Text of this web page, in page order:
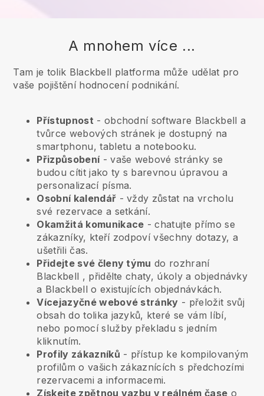
A mnohem více ...
Tam je tolik Blackbell platforma může udělat pro
vaše pojištění hodnocení podnikání.
Přístupnost - obchodní software Blackbell a
tvůrce webových stránek je dostupný na
smartphonu, tabletu a notebooku.
Přizpůsobení- vaše webové stránky se
budou cítit jako ty s barevnou úpravou a
personalizací písma.
Osobní kalendář - vždy zůstat na vrcholu
své rezervace a setkání.
Okamžitá komunikace - chatujte přímo se
zákazníky, kteří zodpoví všechny dotazy, a
ušetřili čas.
Přidejte své členy týmu do rozhraní
Blackbell , přidělte chaty, úkoly a objednávky
a Blackbell o existujících objednávkách.
Vícejazyčné webové stránky - přeložit svůj
obsah do tolika jazyků, které se vám líbí,
nebo pomocí služby překladu s jedním
kliknutím.
Profily zákazníků - přístup ke kompilovaným
profilům o vašich zákaznících s předchozími
rezervacemi a informacemi.
Získejte zpětnou vazbu v reálném čase o